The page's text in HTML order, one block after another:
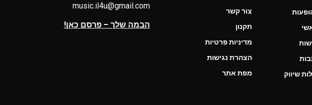
שיווק
צור קשר
תקנון
מדיניות פרטיות
הצהרת נגישות
מפת אתר
music.il4u@gmail.com
הבמה שלך – פרסם כאן!